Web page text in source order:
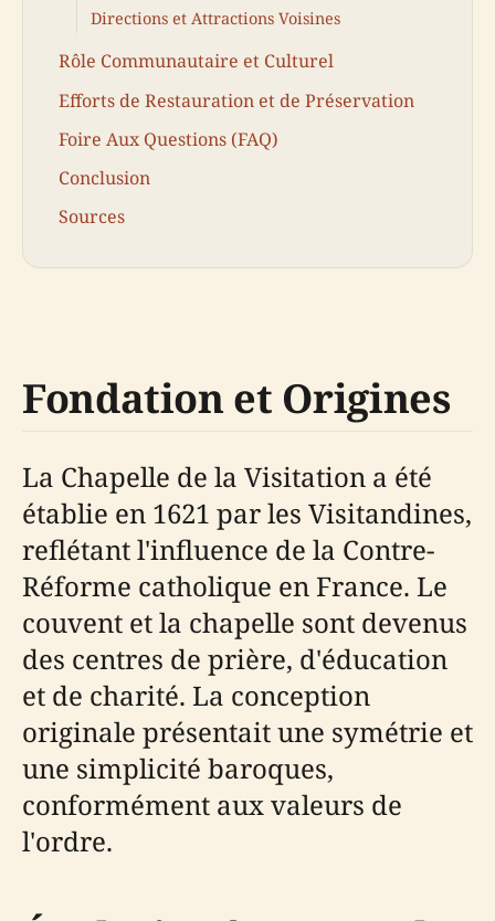
Directions et Attractions Voisines
Rôle Communautaire et Culturel
Efforts de Restauration et de Préservation
Foire Aux Questions (FAQ)
Conclusion
Sources
Fondation et Origines
La Chapelle de la Visitation a été
établie en 1621 par les Visitandines,
reflétant l'influence de la Contre-
Réforme catholique en France. Le
couvent et la chapelle sont devenus
des centres de prière, d'éducation
et de charité. La conception
originale présentait une symétrie et
une simplicité baroques,
conformément aux valeurs de
l'ordre.